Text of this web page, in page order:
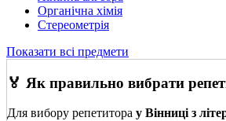
Органічна хімія
Стереометрія
Показати всі предмети
🏅 Як правильно вибрати
Для вибору репетитора у Вінниці з